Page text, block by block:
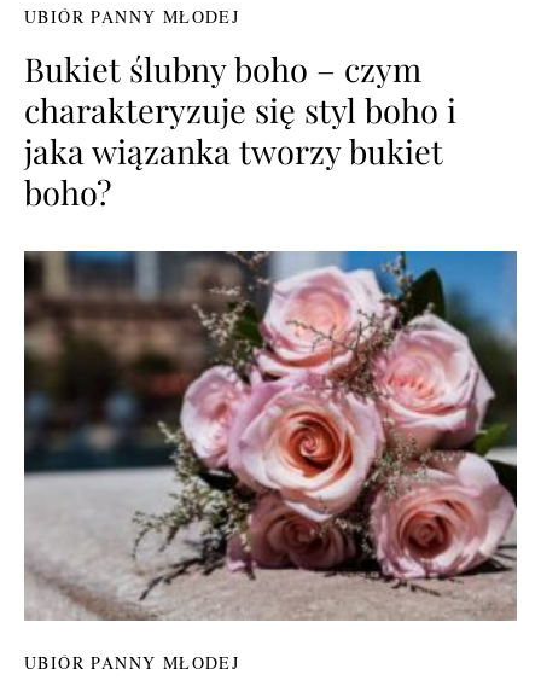
UBIÓR PANNY MŁODEJ
Bukiet ślubny boho – czym
charakteryzuje się styl boho i
jaka wiązanka tworzy bukiet
boho?
UBIÓR PANNY MŁODEJ